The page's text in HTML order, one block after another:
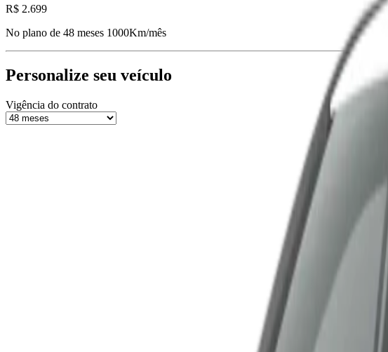
R$ 2.699
No plano de 48 meses 1000Km/mês
Personalize seu veículo
Vigência do contrato